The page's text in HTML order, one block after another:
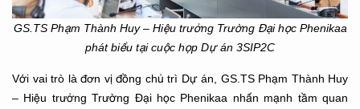
GS.TS Phạm Thành Huy – Hiệu trưởng Trường Đại học Phenikaa
phát biểu tại cuộc họp Dự án 3SIP2C
Với vai trò là đơn vị đồng chủ trì Dự án, GS.TS Phạm Thành Huy
– Hiệu trưởng Trường Đại học Phenikaa nhấn mạnh tầm quan